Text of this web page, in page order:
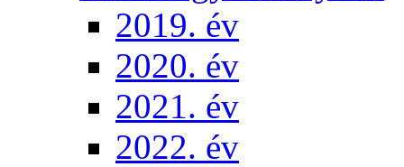
2019. év
2020. év
2021. év
2022. év